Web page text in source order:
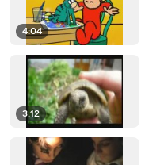
4:04
3:12